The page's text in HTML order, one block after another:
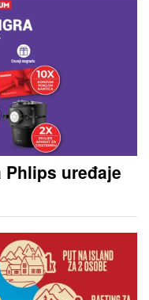
Phlips uređaje